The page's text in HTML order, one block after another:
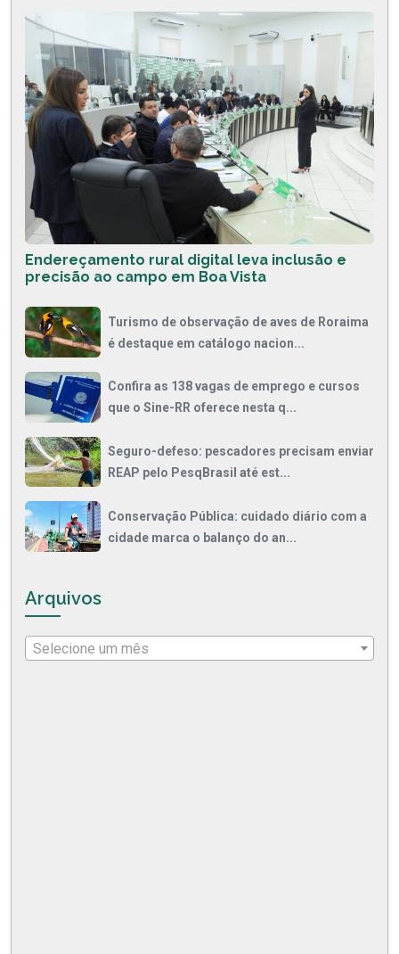
Endereçamento rural digital leva inclusão e
precisão ao campo em Boa Vista
Turismo de observação de aves de Roraima
é destaque em catálogo nacion...
Confira as 138 vagas de emprego e cursos
que o Sine-RR oferece nesta q...
Seguro-defeso: pescadores precisam enviar
REAP pelo PesqBrasil até est...
Conservação Pública: cuidado diário com a
cidade marca o balanço do an...
Arquivos
Selecione um mês